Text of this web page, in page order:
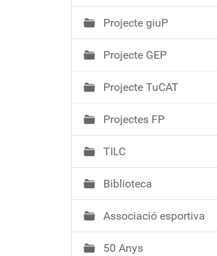
Projecte giuP
Projecte GEP
Projecte TuCAT
Projectes FP
TILC
Biblioteca
Associació esportiva
50 Anys